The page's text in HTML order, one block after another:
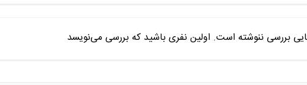
بررسی ننوشته است. اولین نفری باشید که بررسی می‌نویسد